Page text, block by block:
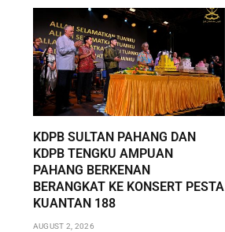
KDPB SULTAN PAHANG DAN
KDPB TENGKU AMPUAN
PAHANG BERKENAN
BERANGKAT KE KONSERT PESTA
KUANTAN 188
AUGUST 2, 2026